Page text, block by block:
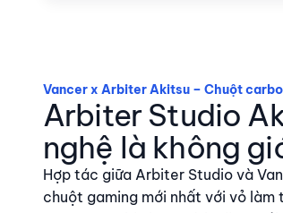
Vancer x Arbiter Akitsu – Chuột
Arbiter Studio
nghệ là không
Hợp tác giữa Arbiter Studio và
chuột gaming mới nhất với vỏ làm